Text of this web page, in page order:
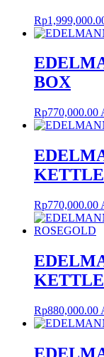
Rp
BOX
Rp770,000.00
Rp770,000.00
Rp880,000.00